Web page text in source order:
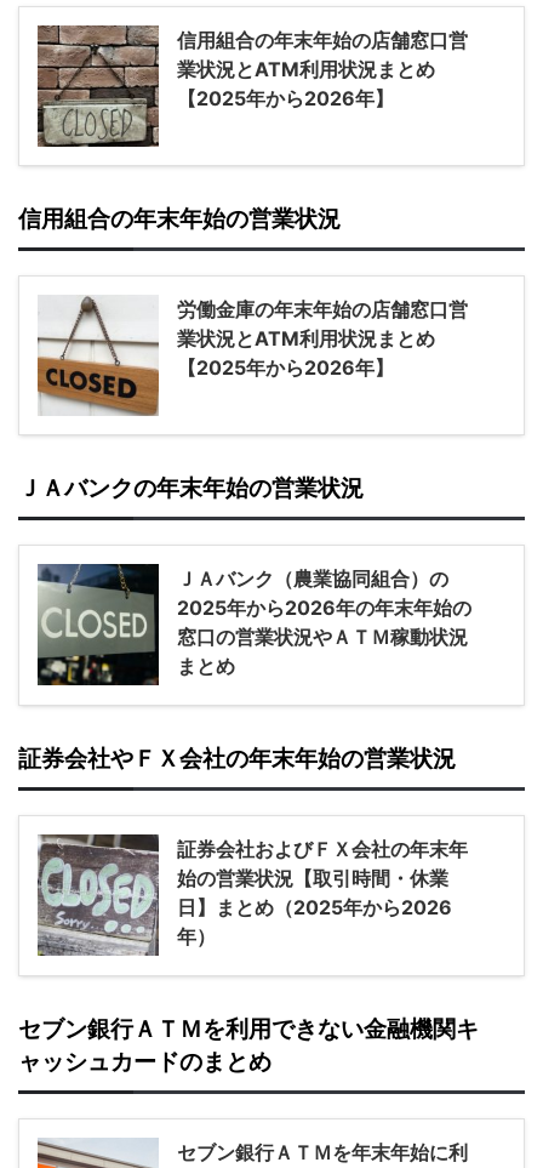
信用組合の年末年始の店舗窓口営
業状況とATM利用状況まとめ
【2025年から2026年】
信用組合の年末年始の営業状況
労働金庫の年末年始の店舗窓口営
業状況とATM利用状況まとめ
【2025年から2026年】
ＪＡバンクの年末年始の営業状況
ＪＡバンク（農業協同組合）の
2025年から2026年の年末年始の
窓口の営業状況やＡＴＭ稼動状況
まとめ
証券会社やＦＸ会社の年末年始の営業状況
証券会社およびＦＸ会社の年末年
始の営業状況【取引時間・休業
日】まとめ（2025年から2026
年）
セブン銀行ＡＴＭを利用できない金融機関キ
ャッシュカードのまとめ
セブン銀行ＡＴＭを年末年始に利